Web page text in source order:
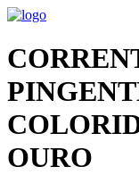
OURO